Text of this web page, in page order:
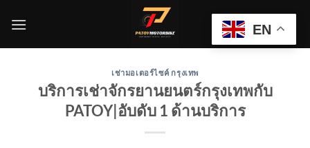
เช่ามอเตอร์ไซค์ กรุงเทพ
บริการเช่าจักรยานยนตร์กรุงเทพกับ
PATOY|อับดับ 1 ด้านบริการ
EN